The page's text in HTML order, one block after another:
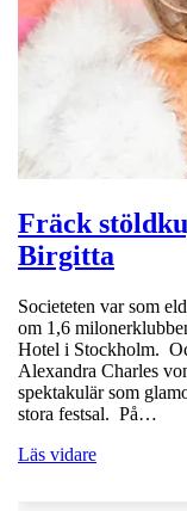
Fräck
Birgitta
Societeten var som
om 1,6
Hotel i Stockholm.
Alexandra Charles
spektakulär som
stora festsal. På…
Läs vidare